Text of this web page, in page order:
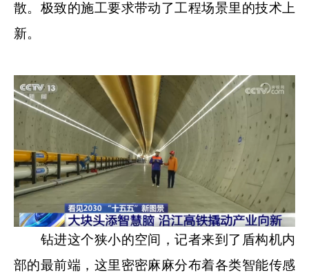
散。极致的施工要求带动了工程场景里的技术上
新。
钻进这个狭小的空间，记者来到了盾构机内
部的最前端，这里密密麻麻分布着各类智能传感